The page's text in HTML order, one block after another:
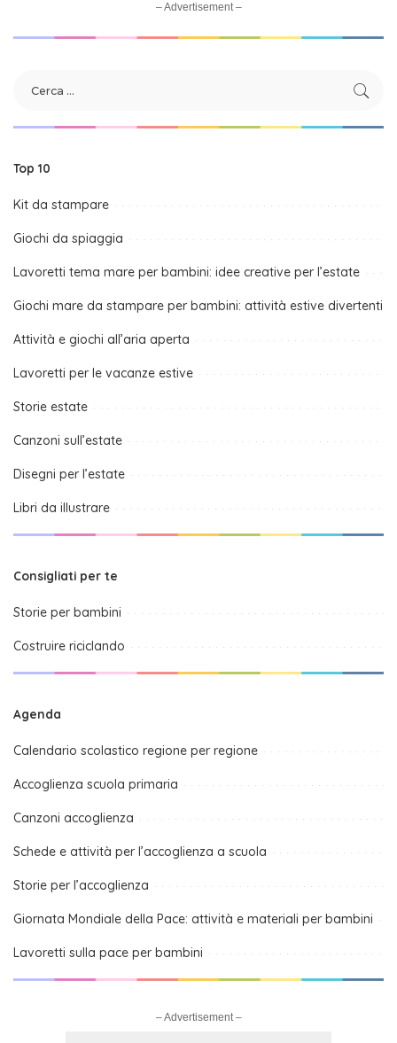
– Advertisement –
Top 10
Kit da stampare
Giochi da spiaggia
Lavoretti tema mare per bambini: idee creative per l’estate
Giochi mare da stampare per bambini: attività estive divertenti
Attività e giochi all’aria aperta
Lavoretti per le vacanze estive
Storie estate
Canzoni sull’estate
Disegni per l’estate
Libri da illustrare
Consigliati per te
Storie per bambini
Costruire riciclando
Agenda
Calendario scolastico regione per regione
Accoglienza scuola primaria
Canzoni accoglienza
Schede e attività per l’accoglienza a scuola
Storie per l’accoglienza
Giornata Mondiale della Pace: attività e materiali per bambini
Lavoretti sulla pace per bambini
– Advertisement –